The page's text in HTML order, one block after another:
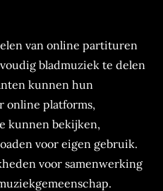
van online partituren
bladmuziek te delen
kunnen hun
online platforms,
kunnen bekijken,
voor eigen gebruik.
voor samenwerking